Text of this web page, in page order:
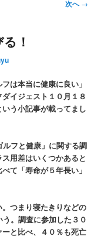
次へ→
！
は本当に健康に良い」
イジェスト１０月１８
う小記事が載ってまし
フと健康」に関する調
用差はいくつかあると
て「寿命が５年長い」
つまり寝たきりなどの
。調査に参加した３０
と比べ、４０％も死亡